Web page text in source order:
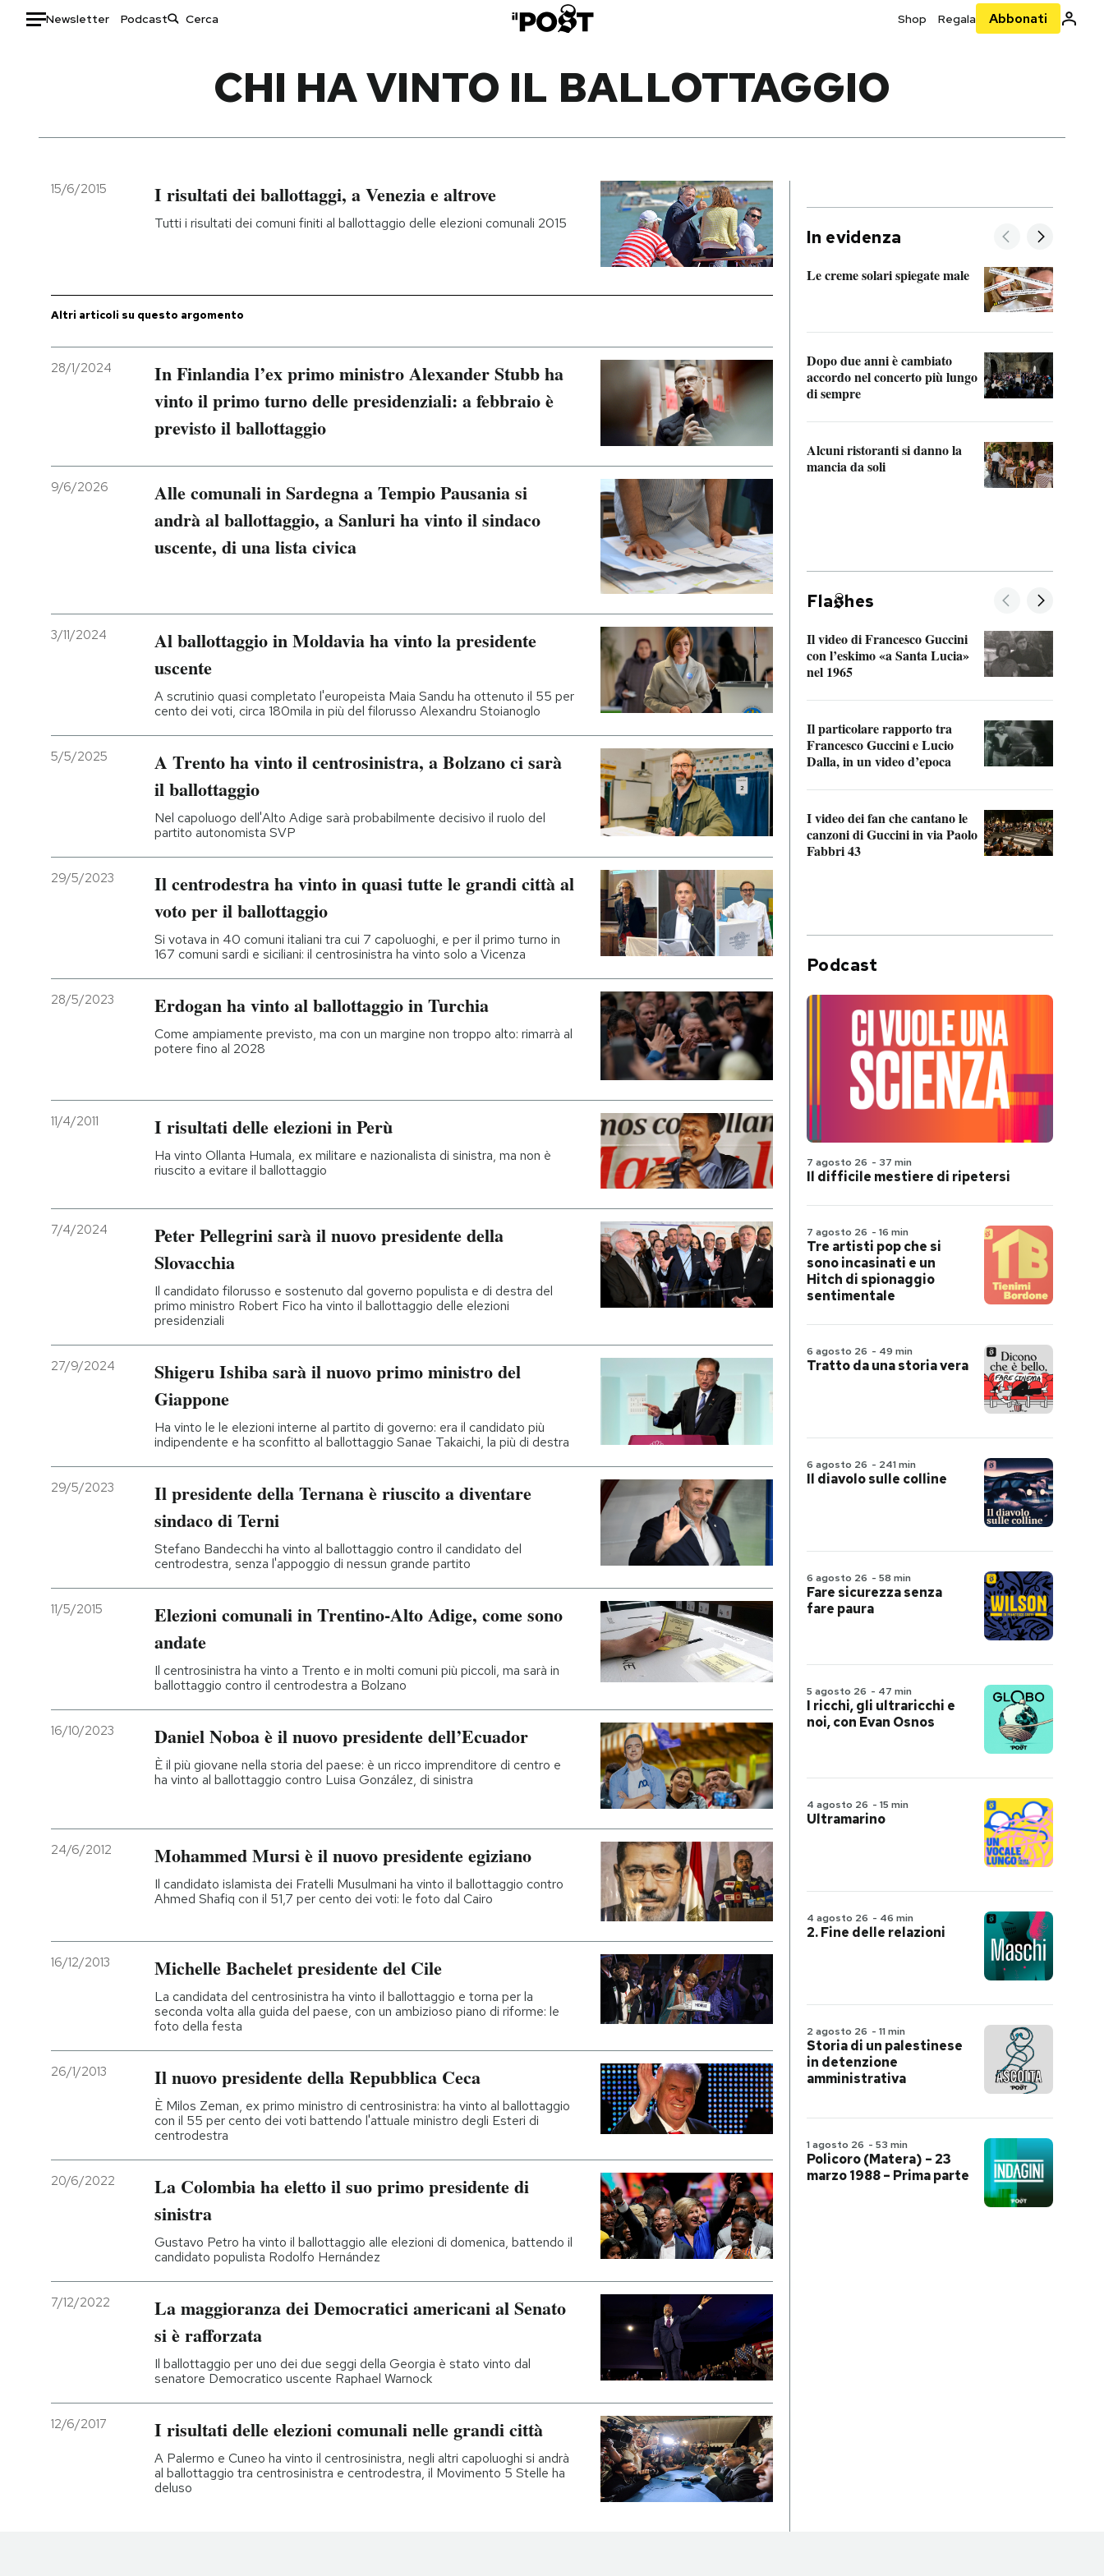
Newsletter Podcast Shop Regala Abbonati
Italia
Politica
Moda
Ok Boomer!
CALENDARIO
AREA PERSONALE
CHI HA VINTO IL BALLOTTAGGIO
15/6/2015 I risultati dei ballottaggi, a Venezia e altrove
Tutti i risultati dei comuni finiti al ballottaggio delle elezioni comunali 2015
Altri articoli su questo argomento
28/1/2024
In Finlandia l’ex primo ministro Alexander Stubb ha
vinto il primo turno delle presidenziali: a febbraio è
previsto il ballottaggio
9/6/2026
Alle comunali in Sardegna a Tempio Pausania si
andrà al ballottaggio, a Sanluri ha vinto il sindaco
uscente, di una lista civica
3/11/2024
Al ballottaggio in Moldavia ha vinto la presidente
uscente
A scrutinio quasi completato l'europeista Maia Sandu ha ottenuto il 55 per
cento dei voti, circa 180mila in più del filorusso Alexandru Stoianoglo
5/5/2025
A Trento ha vinto il centrosinistra, a Bolzano ci sarà
il ballottaggio
Nel capoluogo dell'Alto Adige sarà probabilmente decisivo il ruolo del
partito autonomista SVP
29/5/2023
Il centrodestra ha vinto in quasi tutte le grandi città al
voto per il ballottaggio
Si votava in 40 comuni italiani tra cui 7 capoluoghi, e per il primo turno in
167 comuni sardi e siciliani: il centrosinistra ha vinto solo a Vicenza
28/5/2023 Erdogan ha vinto al ballottaggio in Turchia
Come ampiamente previsto, ma con un margine non troppo alto: rimarrà al
potere fino al 2028
11/4/2011 I risultati delle elezioni in Perù
Ha vinto Ollanta Humala, ex militare e nazionalista di sinistra, ma non è
riuscito a evitare il ballottaggio
7/4/2024
Peter Pellegrini sarà il nuovo presidente della
Slovacchia
Il candidato filorusso e sostenuto dal governo populista e di destra del
primo ministro Robert Fico ha vinto il ballottaggio delle elezioni
presidenziali
27/9/2024
Shigeru Ishiba sarà il nuovo primo ministro del
Giappone
Ha vinto le le elezioni interne al partito di governo: era il candidato più
indipendente e ha sconfitto al ballottaggio Sanae Takaichi, la più di destra
29/5/2023
Il presidente della Ternana è riuscito a diventare
sindaco di Terni
Stefano Bandecchi ha vinto al ballottaggio contro il candidato del
centrodestra, senza l'appoggio di nessun grande partito
11/5/2015
Elezioni comunali in Trentino-Alto Adige, come sono
andate
Il centrosinistra ha vinto a Trento e in molti comuni più piccoli, ma sarà in
ballottaggio contro il centrodestra a Bolzano
16/10/2023 Daniel Noboa è il nuovo presidente dell’Ecuador
È il più giovane nella storia del paese: è un ricco imprenditore di centro e
ha vinto al ballottaggio contro Luisa González, di sinistra
24/6/2012 Mohammed Mursi è il nuovo presidente egiziano
Il candidato islamista dei Fratelli Musulmani ha vinto il ballottaggio contro
Ahmed Shafiq con il 51,7 per cento dei voti: le foto dal Cairo
16/12/2013 Michelle Bachelet presidente del Cile
La candidata del centrosinistra ha vinto il ballottaggio e torna per la
seconda volta alla guida del paese, con un ambizioso piano di riforme: le
foto della festa
26/1/2013 Il nuovo presidente della Repubblica Ceca
È Milos Zeman, ex primo ministro di centrosinistra: ha vinto al ballottaggio
con il 55 per cento dei voti battendo l'attuale ministro degli Esteri di
centrodestra
20/6/2022
La Colombia ha eletto il suo primo presidente di
sinistra
Gustavo Petro ha vinto il ballottaggio alle elezioni di domenica, battendo il
candidato populista Rodolfo Hernández
7/12/2022
La maggioranza dei Democratici americani al Senato
si è rafforzata
Il ballottaggio per uno dei due seggi della Georgia è stato vinto dal
senatore Democratico uscente Raphael Warnock
12/6/2017 I risultati delle elezioni comunali nelle grandi città
A Palermo e Cuneo ha vinto il centrosinistra, negli altri capoluoghi si andrà
al ballottaggio tra centrosinistra e centrodestra, il Movimento 5 Stelle ha
deluso
In evidenza
Le creme solari spiegate male
Dopo due anni è cambiato
accordo nel concerto più lungo
di sempre
Alcuni ristoranti si danno la
mancia da soli
Fla hes
Il video di Francesco Guccini
con l’eskimo «a Santa Lucia»
nel 1965
Il particolare rapporto tra
Francesco Guccini e Lucio
Dalla, in un video d’epoca
I video dei fan che cantano le
canzoni di Guccini in via Paolo
Fabbri 43
Podcast
7 agosto 26 - 37 min
Il difficile mestiere di ripetersi
7 agosto 26 - 16 min
Tre artisti pop che si
sono incasinati e un
Hitch di spionaggio
sentimentale
6 agosto 26 - 49 min
Tratto da una storia vera
6 agosto 26 - 241 min
Il diavolo sulle colline
6 agosto 26 - 58 min
Fare sicurezza senza
fare paura
5 agosto 26 - 47 min
I ricchi, gli ultraricchi e
noi, con Evan Osnos
4 agosto 26 - 15 min
Ultramarino
4 agosto 26 - 46 min
2. Fine delle relazioni
2 agosto 26 - 11 min
Storia di un palestinese
in detenzione
amministrativa
1 agosto 26 - 53 min
Policoro (Matera) – 23
marzo 1988 – Prima parte